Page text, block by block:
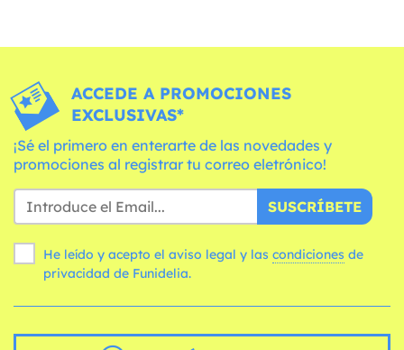
ACCEDE A PROMOCIONES
EXCLUSIVAS*
¡Sé el primero en enterarte de las novedades y
promociones al registrar tu correo eletrónico!
SUSCRÍBETE
He leído y acepto el aviso legal y las condiciones
privacidad de Funidelia.